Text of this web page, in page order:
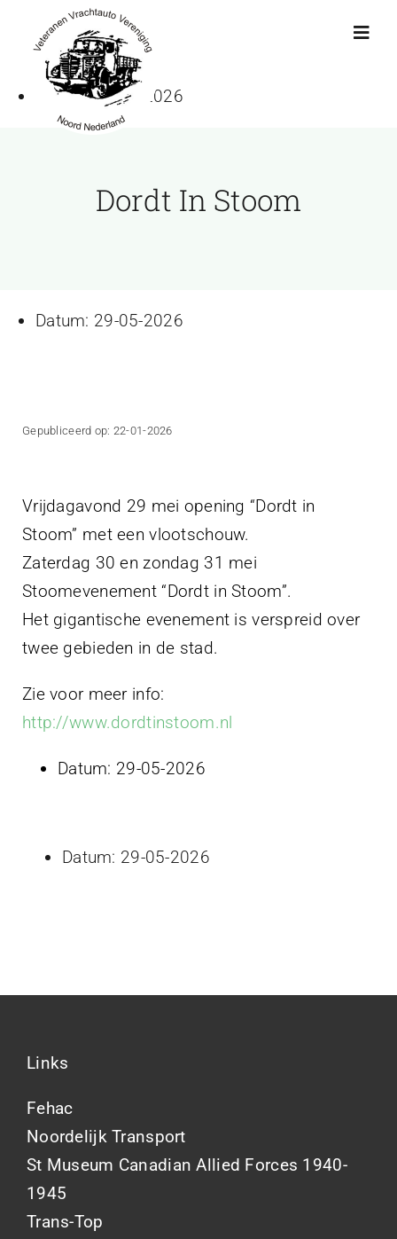
inhoud
Actueel
Datum:29-05-2026
Dordt In Stoom
Datum: 29-05-2026
Gepubliceerd op: 22-01-2026
Vrijdagavond 29 mei opening “Dordt in
Stoom” met een vlootschouw.
Zaterdag 30 en zondag 31 mei
Stoomevenement “Dordt in Stoom”.
Het gigantische evenement is verspreid over
twee gebieden in de stad.
Zie voor meer info:
http://www.dordtinstoom.nl
Datum: 29-05-2026
Datum: 29-05-2026
Links
Fehac
Noordelijk Transport
St Museum Canadian Allied Forces 1940-
1945
Trans-Top